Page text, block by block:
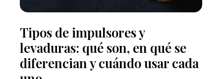
Tipos de impulsores y
levaduras: qué son, en qué se
diferencian y cuándo usar cada